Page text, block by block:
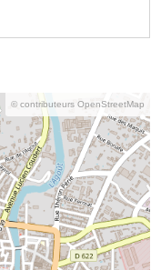
© contributeurs OpenStreetMap